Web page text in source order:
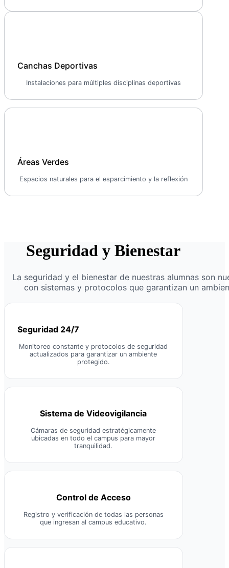
Canchas Deportivas
Instalaciones para múltiples disciplinas deportivas
Áreas Verdes
Espacios naturales para el esparcimiento y la reflexión
Seguridad y Bienestar
La seguridad y el bienestar de nuestras alumnas son
con sistemas y protocolos que garantizan un
Seguridad 24/7
Monitoreo constante y protocolos de seguridad
actualizados para garantizar un ambiente
protegido.
Sistema de Videovigilancia
Cámaras de seguridad estratégicamente
ubicadas en todo el campus para mayor
tranquilidad.
Control de Acceso
Registro y verificación de todas las personas
que ingresan al campus educativo.